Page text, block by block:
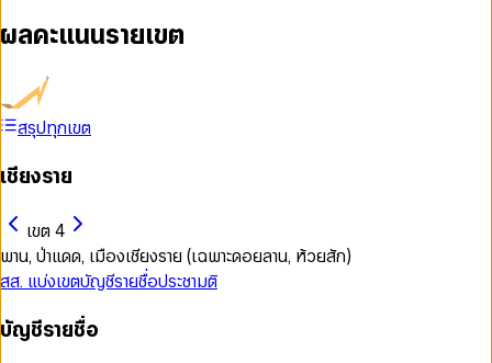
ผลคะแนนรายเขต
สรุปทุกเขต
เชียงราย
เขต 4
พาน, ป่าแดด, เมืองเชียงราย (เฉพาะดอยลาน, ห้วยสัก)
สส. แบ่งเขตบัญชีรายชื่อประชามติ
บัญชีรายชื่อ